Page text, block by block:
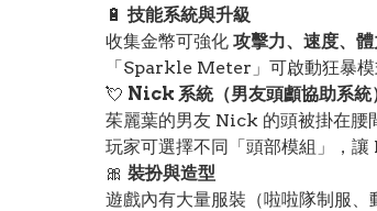
🔋 技能系統與升級
收集金幣可強化 攻擊力、速度、
「Sparkle Meter」可啟動狂暴模
💘 Nick 系統（男友頭顱協助系統
茱麗葉的男友 Nick 的頭被掛在腰
玩家可選擇不同「頭部模組」，
🎀 裝扮與造型
遊戲內有大量服裝（啦啦隊制服、